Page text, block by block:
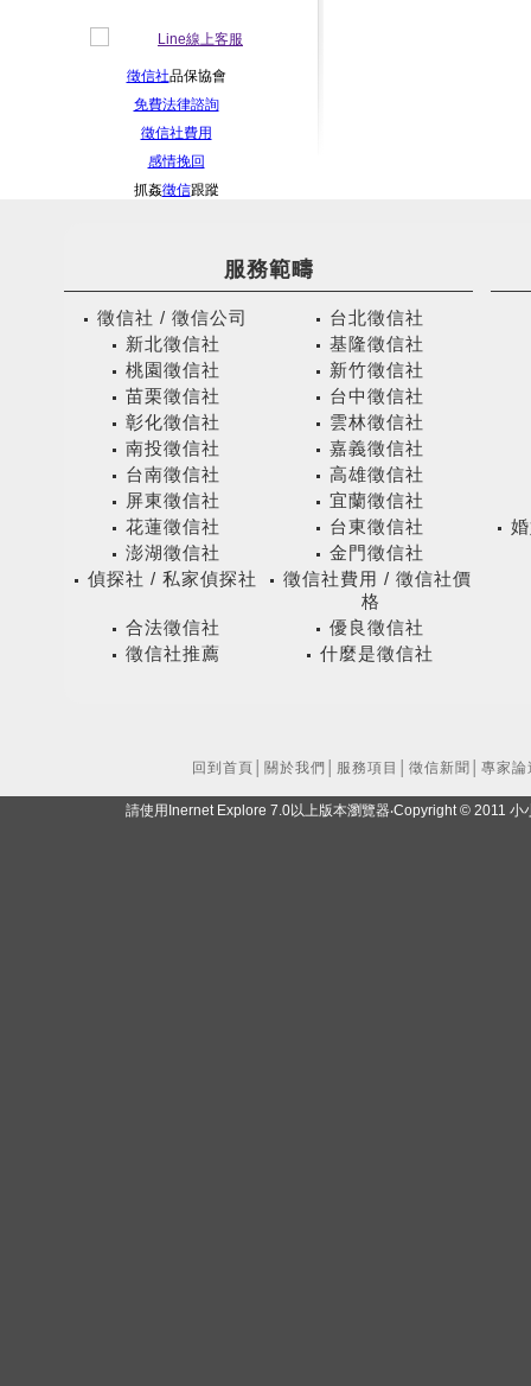
徵信社品保協會
免費法律諮詢
徵信社費用
感情挽回
抓姦徵信跟蹤
服務範疇
徵信社 / 徵信公司
台北徵信社
新北徵信社
基隆徵信社
桃園徵信社
新竹徵信社
苗栗徵信社
台中徵信社
彰化徵信社
雲林徵信社
南投徵信社
嘉義徵信社
台南徵信社
高雄徵信社
屏東徵信社
宜蘭徵信社
花蓮徵信社
台東徵信社
澎湖徵信社
金門徵信社
偵探社 / 私家偵探社
徵信社費用 / 徵信社價
格
合法徵信社
優良徵信社
徵信社推薦
什麼是徵信社
回到首頁 關於我們 服務項目 徵信新聞 專家論
請使用Inernet Explore 7.0以上版本瀏覽器‧Copyright © 2011